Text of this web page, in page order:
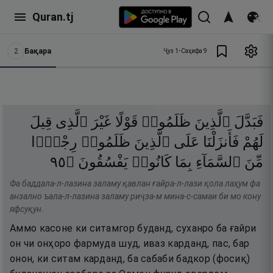
Quran.tj
2 Бақара Ҷуз 1 •Саҳифа 9
فَبَدَّلَ ٱلَّذِينَ ظَلَمُوا۟ قَوْلًا غَيْرَ ٱلَّذِى قِيلَ
لَهُمْ فَأَنزَلْنَا عَلَى ٱلَّذِينَ ظَلَمُوا۟ رِجْزًۭا
مِّنَ ٱلسَّمَآءِ بِمَا كَانُوا۟ يَفْسُقُونَ ۝٥٩
Фа баддала-л-лазина заламу қавлан ғайра-л-лази қола лаҳум фа
анзално ъала-л-лазина заламу риҷза-м мина-с-самаи би мо кону
яфсуқун.
Аммо касоне ки ситамгор буданд, суханро ба ғайри
он чи онҳоро фармуда шуд, иваз карданд, пас, бар
онон, ки ситам карданд, ба сабаби бадкор (фосиқ)